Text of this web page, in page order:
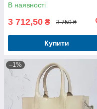
В наявності
3 712,50 ₴ 3 750 ₴
Купити
–1%